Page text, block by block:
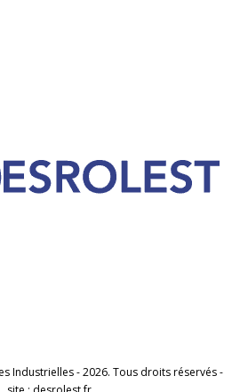
Industrielles - 2026. Tous droits réservés -